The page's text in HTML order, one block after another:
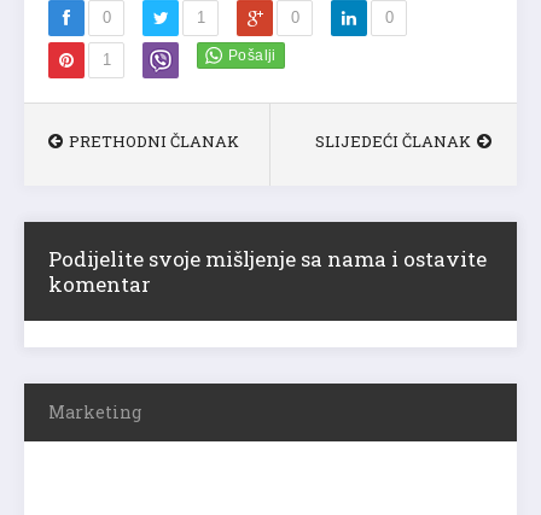
0 1 0 0
1
PRETHODNI ČLANAK SLIJEDEĆI ČLANAK
Podijelite svoje mišljenje sa nama i ostavite
komentar
Marketing